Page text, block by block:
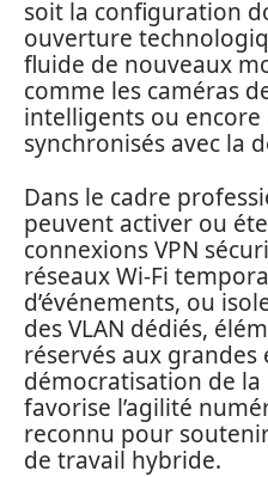
soit la configuration
ouverture
fluide de nouveaux
comme les caméras
intelligents ou encore
synchronisés avec la
Dans le cadre
peuvent activer ou
connexions VPN
réseaux Wi-Fi
d’événements, ou
des VLAN dédiés,
réservés aux grandes
démocratisation de
favorise l’agilité
reconnu pour
de travail hybride.